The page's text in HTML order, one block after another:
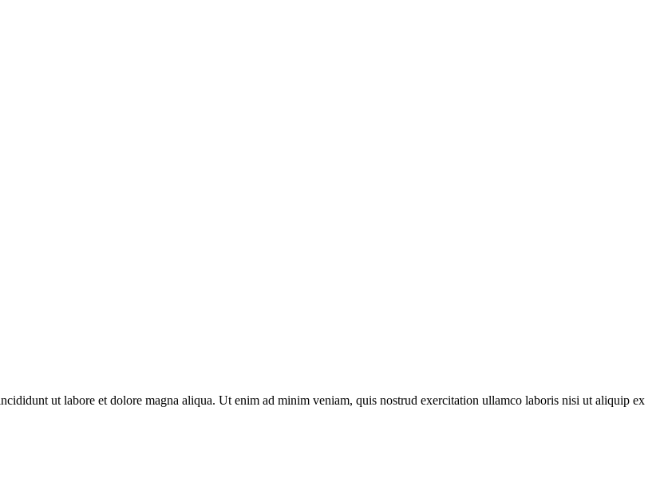
ut labore et dolore magna aliqua. Ut enim ad minim veniam, quis nostrud exercitation ullamco laboris nisi ut aliquip ex